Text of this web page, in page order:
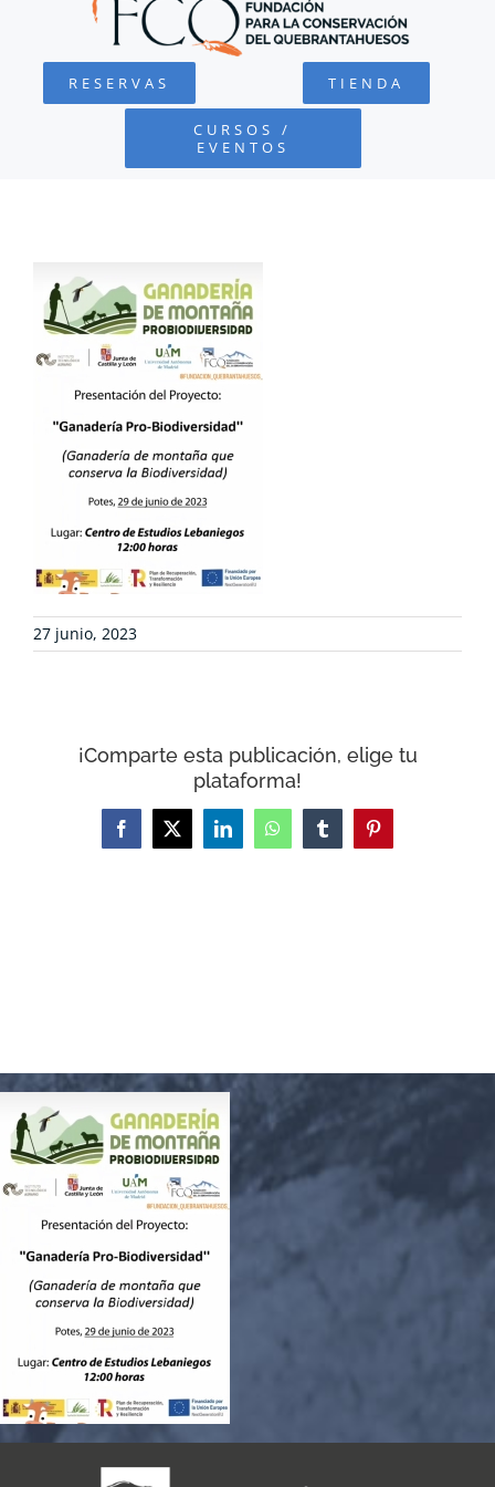
QUEBRANTAHUESOS
FUNDACIÓN
COLABORA
RECURSOS
NOTICIAS
CONTACTO
RESERVAS TIENDA
CURSOS /
EVENTOS
27 junio, 2023
¡Comparte esta publicación, elige tu
plataforma!
Facebook
X LinkedInWhatsAppTumblrPinterest